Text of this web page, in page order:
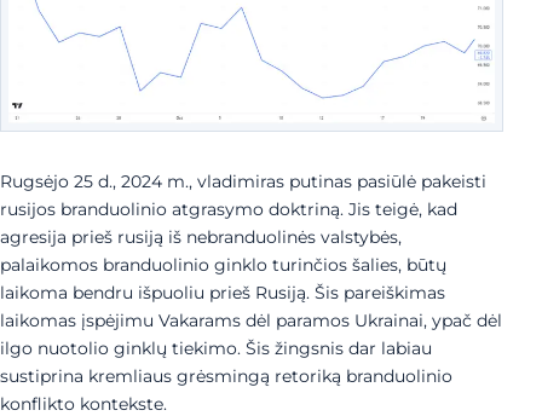
Rugsėjo 25 d., 2024 m., vladimiras putinas pasiūlė pakeisti
rusijos branduolinio atgrasymo doktriną. Jis teigė, kad
agresija prieš rusiją iš nebranduolinės valstybės,
palaikomos branduolinio ginklo turinčios šalies, būtų
laikoma bendru išpuoliu prieš Rusiją. Šis pareiškimas
laikomas įspėjimu Vakarams dėl paramos Ukrainai, ypač dėl
ilgo nuotolio ginklų tiekimo. Šis žingsnis dar labiau
sustiprina kremliaus grėsmingą retoriką branduolinio
konflikto kontekste.